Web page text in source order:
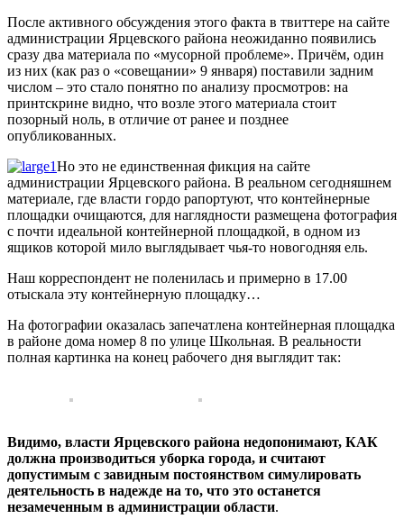
После активного обсуждения этого факта в твиттере на сайте
администрации Ярцевского района неожиданно появились
сразу два материала по «мусорной проблеме». Причём, один
из них (как раз о «совещании» 9 января) поставили задним
числом – это стало понятно по анализу просмотров: на
принтскрине видно, что возле этого материала стоит
позорный ноль, в отличие от ранее и позднее
опубликованных.
Но это не единственная фикция на сайте
администрации Ярцевского района. В реальном сегодняшнем
материале, где власти гордо рапортуют, что контейнерные
площадки очищаются, для наглядности размещена фотография
с почти идеальной контейнерной площадкой, в одном из
ящиков которой мило выглядывает чья-то новогодняя ель.
Наш корреспондент не поленилась и примерно в 17.00
отыскала эту контейнерную площадку…
На фотографии оказалась запечатлена контейнерная площадка
в районе дома номер 8 по улице Школьная. В реальности
полная картинка на конец рабочего дня выглядит так:
Видимо, власти Ярцевского района недопонимают, КАК
должна производиться уборка города, и считают
допустимым с завидным постоянством симулировать
деятельность в надежде на то, что это останется
незамеченным в администрации области.